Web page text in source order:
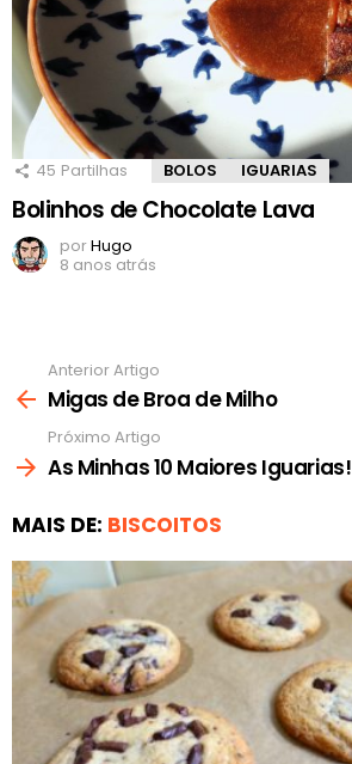
45 Partilhas BOLOS IGUARIAS
Bolinhos de Chocolate Lava
porHugo
8 anos atrás
mais
Anterior Artigo
Migas de Broa de Milho
Próximo Artigo
As Minhas 10 Maiores Iguarias!
MAIS DE: BISCOITOS